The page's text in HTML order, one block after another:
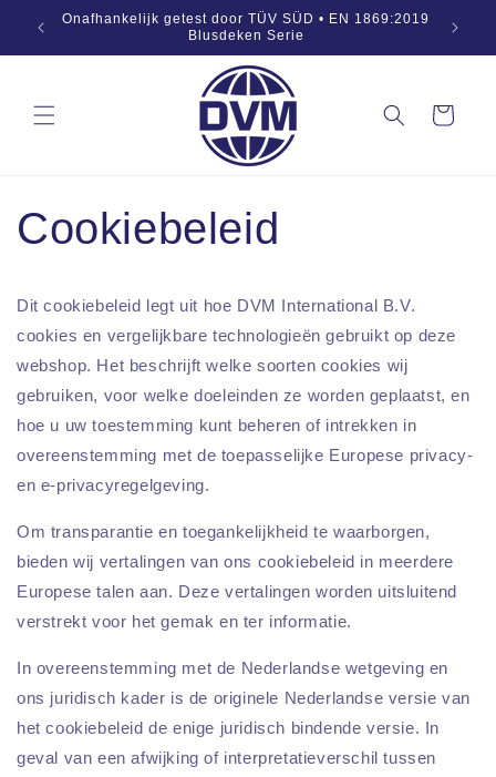
inhoudOnafhankelijk getest door TÜV SÜD • EN 1869:2019
Blusdeken Serie
Winkelwagen
Cookiebeleid
Dit cookiebeleid legt uit hoe DVM International B.V.
cookies en vergelijkbare technologieën gebruikt op deze
webshop. Het beschrijft welke soorten cookies wij
gebruiken, voor welke doeleinden ze worden geplaatst, en
hoe u uw toestemming kunt beheren of intrekken in
overeenstemming met de toepasselijke Europese privacy-
en e-privacyregelgeving.
Om transparantie en toegankelijkheid te waarborgen,
bieden wij vertalingen van ons cookiebeleid in meerdere
Europese talen aan. Deze vertalingen worden uitsluitend
verstrekt voor het gemak en ter informatie.
In overeenstemming met de Nederlandse wetgeving en
ons juridisch kader is de originele Nederlandse versie van
het cookiebeleid de enige juridisch bindende versie. In
geval van een afwijking of interpretatieverschil tussen